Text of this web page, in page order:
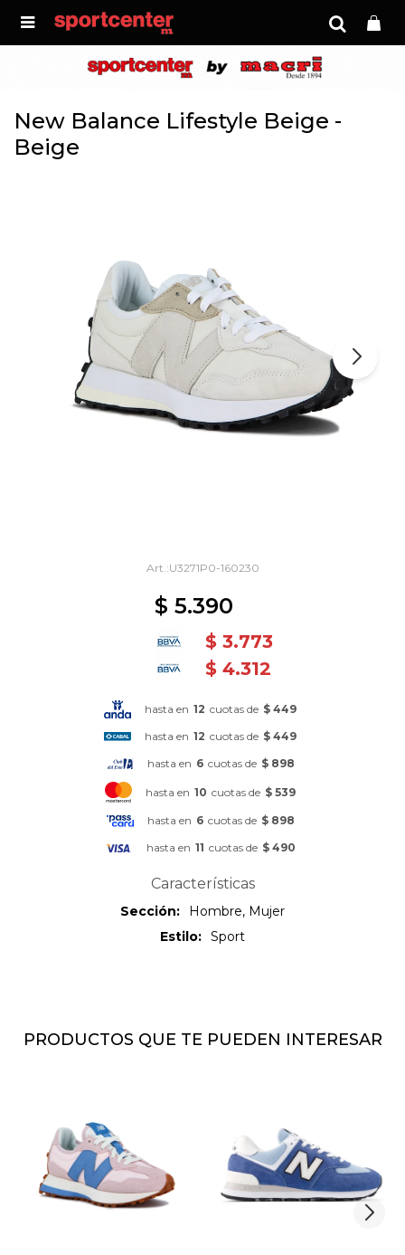

New Balance Lifestyle Beige -
Beige
U3271P0-160230
$ 5.390
$ 3.773
$ 4.312
hasta en 12 cuotas de $ 449
hasta en 12 cuotas de $ 449
hasta en 6 cuotas de $ 898
hasta en 10 cuotas de $ 539
hasta en 6 cuotas de $ 898
hasta en 11 cuotas de $ 490
Características
Sección
Hombre, Mujer
Estilo
Sport
PRODUCTOS QUE TE PUEDEN INTERESAR